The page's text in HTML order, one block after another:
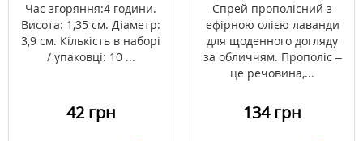
Час згоряння:4 години.
Висота: 1,35 см. Діаметр:
3,9 см. Кількість в наборі
/ упаковці: 10 ...
42 грн
Спрей прополісний з
ефірною олією лаванди
для щоденного догляду
за обличчям. Прополіс –
це речовина,...
134 грн